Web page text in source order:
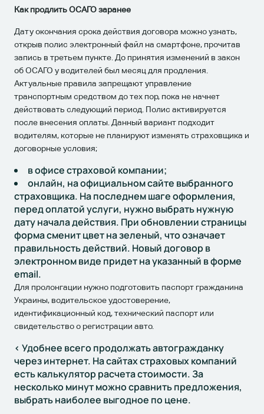
Как продлить ОСАГО заранее
Дату окончания срока действия договора можно узнать,
открыв полис электронный файл на смартфоне, прочитав
запись в третьем пункте. До принятия изменений в закон
об ОСАГО у водителей был месяц для продления.
Актуальные правила запрещают управление
транспортным средством до тех пор, пока не начнет
действовать следующий период. Полис активируется
после внесения оплаты. Данный вариант подходит
водителям, которые не планируют изменять страховщика и
договорные условия;
в офисе страховой компании;
онлайн, на официальном сайте выбранного
страховщика. На последнем шагеоформления,
перед оплатой услуги, нужно выбрать нужную
дату начала действия. При обновлении страницы
форма сменит цвет на зеленый, что означает
правильность действий. Новый договор в
электронном виде придет на указанный в форме
email.
Для пролонгации нужно подготовить паспорт гражданина
Украины, водительское удостоверение,
идентификационный код, технический паспорт или
свидетельство о регистрации авто.
< Удобнее всего продолжать автогражданку
через интернет. На сайтах страховых компаний
есть калькулятор расчета стоимости. За
несколько минут можно сравнить предложения,
выбрать наиболее выгодное по цене.